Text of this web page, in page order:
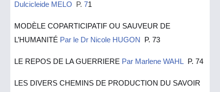
Dulcicleide MELO P.71
MODÈLE COPARTICIPATIF OU SAUVEUR DE
L’HUMANITÉ Par le Dr Nicole HUGON P. 73
LE REPOS DE LA GUERRIERE Par Marlene WAHL P. 74
LES DIVERS CHEMINS DE PRODUCTION DU SAVOIR